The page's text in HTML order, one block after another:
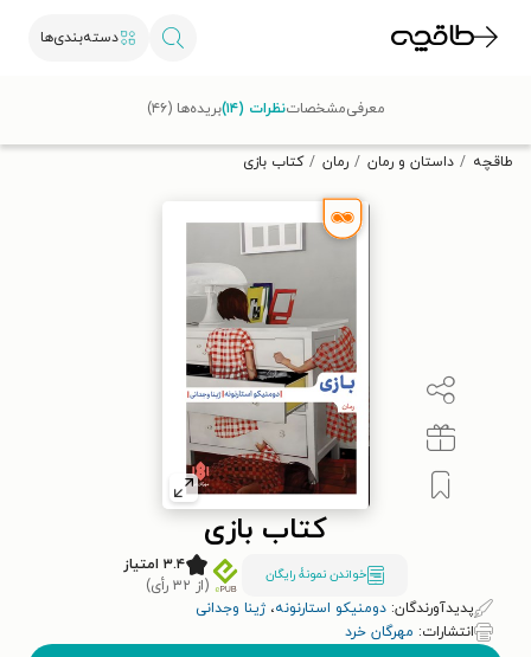
دسته‌بندی‌ها
تخفیف از طاقچه دریافت کن.
طاقچه داستان و رمان رمان کتاب بازی
کتاب بازی
خواندن نمونۀ رایگان
۳.۴ امتیاز
(از ۳۲ رأی)
پدیدآورندگان: دومنیکو استارنونه، ژینا وجدانی
انتشارات: مهرگان خرد
معرفیمشخصاتنظرات (۱۴) بریده‌ها (۴۶)